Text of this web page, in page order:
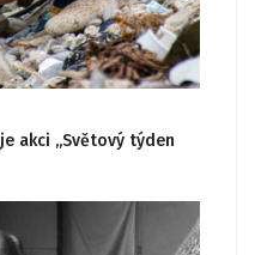
akci „Světový týden